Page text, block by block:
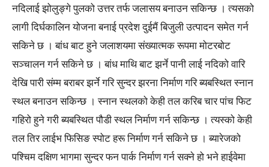
नदिलाई झोलुङ्गे पुलको उत्तर तर्फ जलासय बनाउन सकिन्छ । त्यसको
लागी दिर्घकालिन योजना बनाई प्रदेश दुईमैं बिजुली उत्पादन समेत गर्न
सकिने छ । बांध बाट हुने जलाशयमा संख्यात्मक रूपमा मोटरबोट
सञ्चालन गर्न सकिने छ । बांध माथि बाट झर्ने पानी लाई नदिको वारि
देखि पारी संम्म बराबर झर्ने गरि सुन्दर झरना निर्माण गरि ब्यबस्थित स्नान
स्थल बनाउन सकिन्छ । स्नान स्थलको केही तल करिब चार पांच फिट
गहिरो हुने गरी ब्यबस्थित पौडी स्थल निर्माण गर्न सकिन्छ । त्यस्को केही
तल तिर लाईभ फिसिङ स्पोट हरू निर्माण गर्न सकिने छ । ब्यारेजको
पश्चिम दक्षिण भागमा सुन्दर फन पार्क निर्माण गर्न सक्ने हो भने हाईवेमा